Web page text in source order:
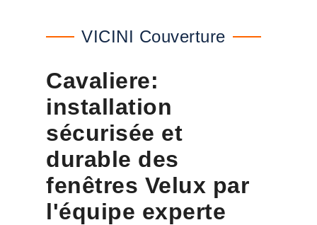
VICINI Couverture
Cavaliere:
installation
sécurisée et
durable des
fenêtres Velux par
l'équipe experte